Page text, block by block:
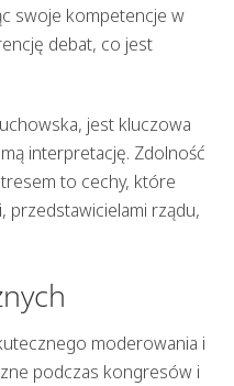
swoje kompetencje w
debat, co jest
jest kluczowa
interpretację. Zdolność
to cechy, które
przedstawicielami rządu,
moderowania i
podczas kongresów i